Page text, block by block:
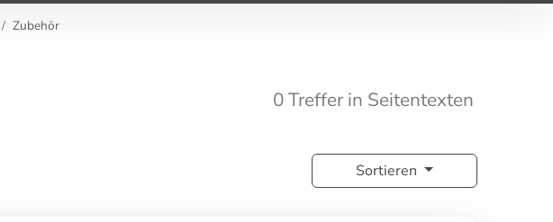
Zubehör
0 Treffer in Seitentexten
Sortieren